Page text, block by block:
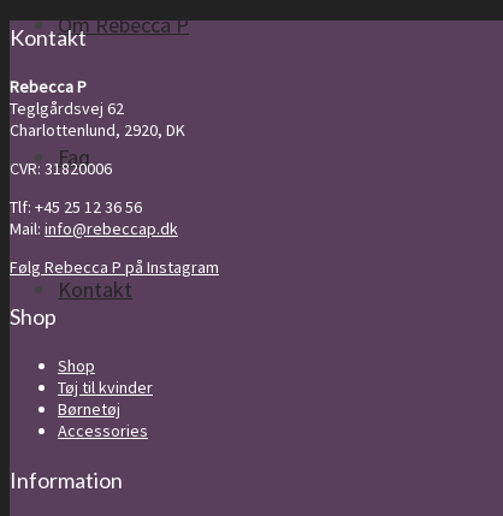
Om Rebecca P
Faq
Kontakt
Kontakt
Rebecca P
Teglgårdsvej 62
Charlottenlund, 2920, DK
CVR: 31820006
Tlf: +45 25 12 36 56
Mail: info@rebeccap.dk
Følg Rebecca P på Instagram
Shop
Shop
Tøj til kvinder
Børnetøj
Accessories
Information